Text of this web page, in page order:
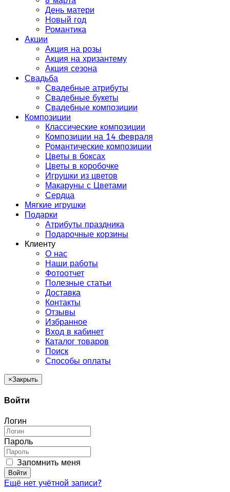
День матери
Новый год
Романтика
Акции
Акция на розы
Акция на хризантему
Акция сезона
Свадьба
Свадебные атрибуты
Свадебные букеты
Свадебные композиции
Композиции
Классические композиции
Композиции на 14 февраля
Романтические композиции
Цветы в боксах
Цветы в коробочке
Игрушки из цветов
Макаруны с Цветами
Сердца
Мягкие игрушки
Подарки
Атрибуты праздника
Подарочные корзины
Клиенту
О нас
Наши работы
Фотоотчет
Полезные статьи
Доставка
Контакты
Отзывы
Избранное
Вход в кабинет
Каталог товаров
Поиск
Способы оплаты
×Закрыть
Войти
Логин
Пароль
Запомнить меня
Войти
Ещё нет учётной записи?